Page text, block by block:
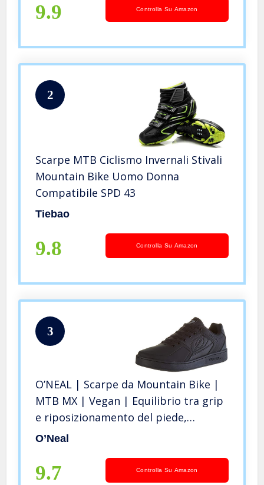
9.9 Controlla Su Amazon
2
Scarpe MTB Ciclismo Invernali Stivali
Mountain Bike Uomo Donna
Compatibile SPD 43
Tiebao
9.8 Controlla Su Amazon
3
O’NEAL | Scarpe da Mountain Bike |
MTB MX | Vegan | Equilibrio tra grip
e riposizionamento del piede,
struttura della suola a nido d’ape |
Adulto | Nero | Taglia 43
O’Neal
9.7 Controlla Su Amazon